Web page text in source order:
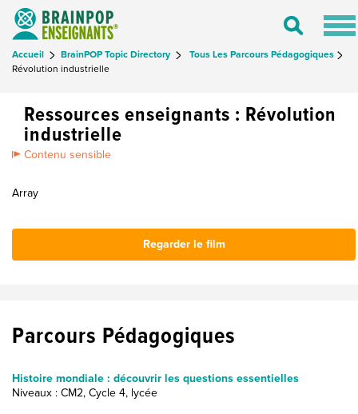
Toggle
Accueil BrainPOP Topic Directory
Tous Les Parcours Pédagogiques
Révolution industrielle
Ressources enseignants : Révolution
industrielle
Contenu sensible
Array
Regarder le film
Parcours Pédagogiques
Histoire mondiale : découvrir les questions essentielles
Niveaux : CM2, Cycle 4, lycée